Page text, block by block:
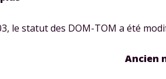
le statut des DOM-TOM a été
Ancien